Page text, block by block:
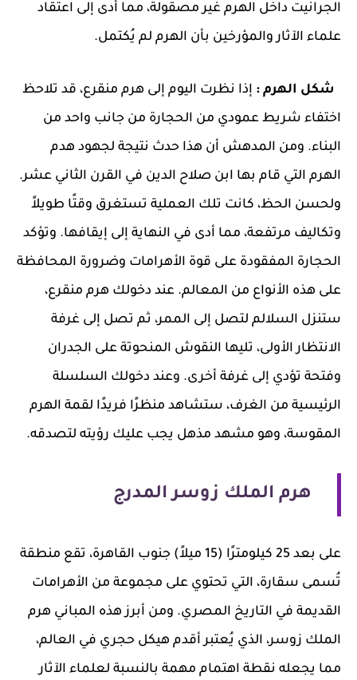
الجرانيت داخل الهرم غير مصقولة، مما أدى إلى اعتقاد
علماء الآثار والمؤرخين بأن الهرم لم يُكتمل.
شكل الهرم : إذا نظرت اليوم إلى هرم منقرع، قد تلاحظ
اختفاء شريط عمودي من الحجارة من جانب واحد من
البناء. ومن المدهش أن هذا حدث نتيجة لجهود هدم
الهرم التي قام بها ابن صلاح الدين في القرن الثاني عشر.
ولحسن الحظ، كانت تلك العملية تستغرق وقتًا طويلاً
وتكاليف مرتفعة، مما أدى في النهاية إلى إيقافها. وتؤكد
الحجارة المفقودة على قوة الأهرامات وضرورة المحافظة
على هذه الأنواع من المعالم. عند دخولك هرم منقرع،
ستنزل السلالم لتصل إلى الممر، ثم تصل إلى غرفة
الانتظار الأولى، تليها النقوش المنحوتة على الجدران
وفتحة تؤدي إلى غرفة أخرى. وعند دخولك السلسلة
الرئيسية من الغرف، ستشاهد منظرًا فريدًا لقمة الهرم
المقوسة، وهو مشهد مذهل يجب عليك رؤيته لتصدقه.
هرم الملك زوسر المدرج
على بعد 25 كيلومترًا (15 ميلاً) جنوب القاهرة، تقع منطقة
تُسمى سقارة، التي تحتوي على مجموعة من الأهرامات
القديمة في التاريخ المصري. ومن أبرز هذه المباني هرم
الملك زوسر، الذي يُعتبر أقدم هيكل حجري في العالم،
مما يجعله نقطة اهتمام مهمة بالنسبة لعلماء الآثار